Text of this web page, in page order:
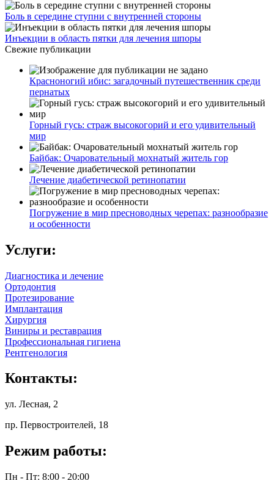
Боль в середине ступни с внутренней стороны
Инъекции в область пятки для лечения шпоры
Свежие публикации
Красноногий ибис: загадочный путешественник среди
пернатых
Горный гусь: страж высокогорий и его удивительный
мир
Байбак: Очаровательный мохнатый житель гор
Лечение диабетической ретинопатии
Погружение в мир пресноводных черепах: разнообразие
и особенности
Услуги:
Диагностика и лечение
Ортодонтия
Протезирование
Имплантация
Хирургия
Виниры и реставрация
Профессиональная гигиена
Рентгенология
Контакты:
ул. Лесная, 2
пр. Первостроителей, 18
Режим работы:
Пн - Пт: 8:00 - 20:00